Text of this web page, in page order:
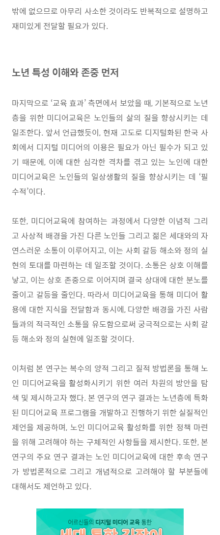
밖에 없으므로 아무리 사소한 것이라도 반복적으로 설명하고
재미있게 전달할 필요가 있다.
노년 특성 이해와 존중 먼저
마지막으로 ‘교육 효과’측면에서 보았을 때, 기본적으로 노년
층을 위한 미디어교육은 노인들의 삶의 질을 향상시키는 데
일조한다. 앞서 언급했듯이, 현재 고도로 디지털화된 한국 사
회에서 디지털 미디어의 이용은 필요가 아닌 필수가 되고 있
기 때문에, 이에 대한 심각한 격차를 겪고 있는 노인에 대한
미디어교육은 노인들의 일상생활의 질을 향상시키는 데 ‘필
수적’이다.
또한, 미디어교육에 참여하는 과정에서 다양한 이념적 그리
고 사상적 배경을 가진 다른 노인들 그리고 젊은 세대와의 자
연스러운 소통이 이루어지고, 이는 사회 갈등 해소와 정의 실
현의 토대를 마련하는 데 일조할 것이다. 소통은 상호 이해를
낳고, 이는 상호 존중으로 이어지며 결국 상대에 대한 분노를
줄이고 갈등을 줄인다. 따라서 미디어교육을 통해 미디어 활
용에 대한 지식을 전달함과 동시에, 다양한 배경을 가진 사람
들과의 적극적인 소통을 유도함으로써 궁극적으로는 사회 갈
등 해소와 정의 실현에 일조할 것이다.
이처럼 본 연구는 복수의 양적 그리고 질적 방법론을 통해 노
인 미디어교육을 활성화시키기 위한 여러 차원의 방안을 탐
색 및 제시하고자 했다. 본 연구의 연구 결과는 노년층에 특화
된 미디어교육 프로그램을 개발하고 진행하기 위한 실질적인
제언을 제공하며, 노인 미디어교육 활성화를 위한 정책 마련
을 위해 고려해야 하는 구체적인 사항들을 제시한다. 또한,본
연구의 주요 연구 결과는 노인 미디어교육에 대한 후속 연구
가 방법론적으로 그리고 개념적으로 고려해야 할 부분들에
대해서도 제언하고 있다.